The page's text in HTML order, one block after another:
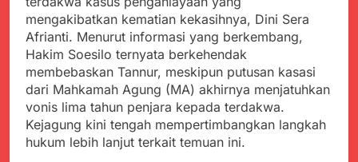
Kabupaten Sukabumi
Angkat Bicara
Satgas Yonif 310/KK
Lakukan Pengecatan
Dan Pembenahan
Juli 21, 2024
Kadinkes kab. Sukabumi
Angkat Bicara Terkait
Dugaan pembelian obat
yang akan Kadaluarsa
oleh Puskesmas
Juli 21, 2024
Diduga Pembelian Obat
oleh Puskesmas di
Kab. Sukabumi yang
akan Kadaluarsa.
Juli 20, 2024
mengakibatkan kematian kekasihnya, Dini Sera
Afrianti. Menurut informasi yang berkembang,
Hakim Soesilo ternyata berkehendak
membebaskan Tannur, meskipun putusan kasasi
dari Mahkamah Agung (MA) akhirnya menjatuhkan
vonis lima tahun penjara kepada terdakwa.
Kejagung kini tengah mempertimbangkan langkah
hukum lebih lanjut terkait temuan ini.